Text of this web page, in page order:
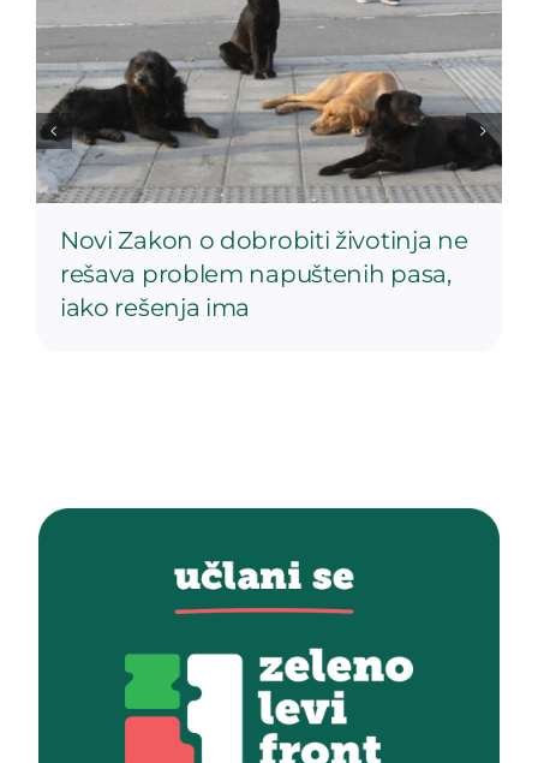
Novi Zakon o dobrobiti životinja ne
rešava problem napuštenih pasa,
iako rešenja ima